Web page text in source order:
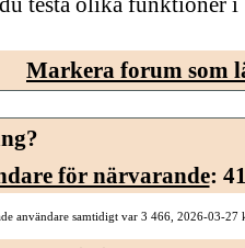
Markera forum som
för närvarande:
användare samtidigt var 3 466, 2026-03-27